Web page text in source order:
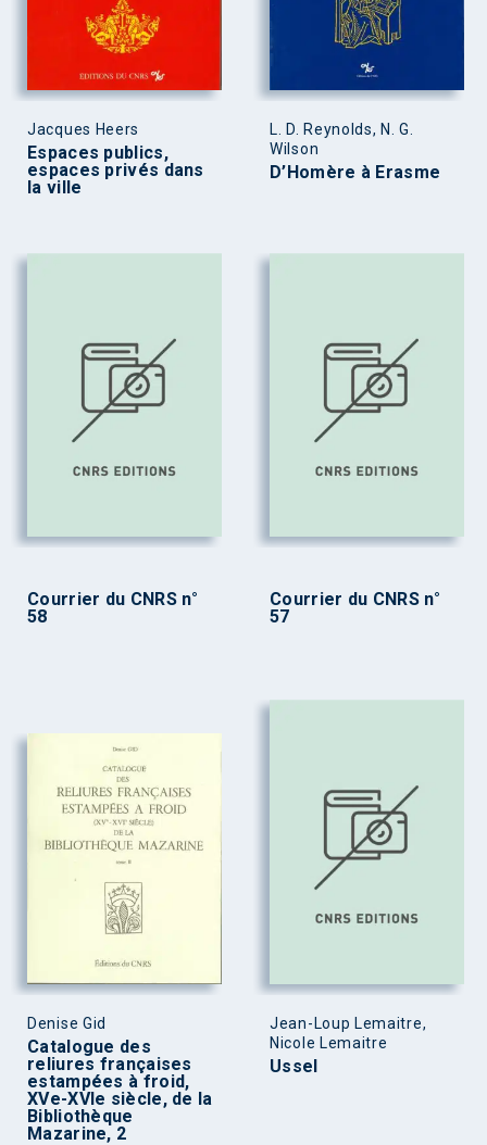
Jacques Heers
Espaces publics,
espaces privés dans
la ville
L. D. Reynolds, N. G.
Wilson
D’Homère à Erasme
Courrier du CNRS n°
58
Courrier du CNRS n°
57
Denise Gid
Catalogue des
reliures françaises
estampées à froid,
XVe-XVIe siècle, de la
Bibliothèque
Mazarine, 2
Jean-Loup Lemaitre,
Nicole Lemaitre
Ussel